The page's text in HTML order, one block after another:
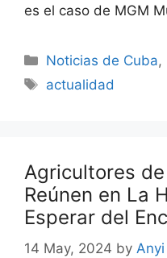
es el caso de MGM
Categories
Noticias de Cuba,
Tags
actualidad
Agricultores de
Reúnen en La
Esperar del
14 May, 2024 by